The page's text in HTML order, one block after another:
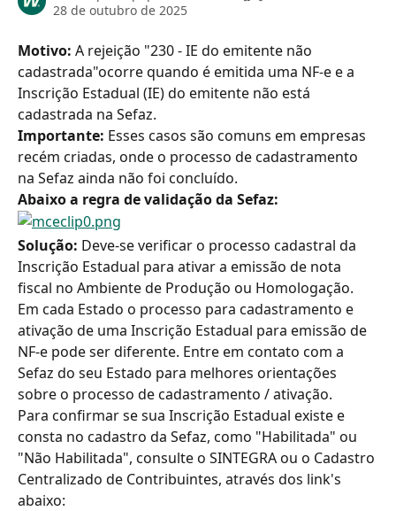
28 de outubro de 2025
Motivo: A rejeição "230 - IE do emitente não
cadastrada"ocorre quando é emitida uma NF-e e a
Inscrição Estadual (IE) do emitente não está
cadastrada na Sefaz.
Importante: Esses casos são comuns em empresas
recém criadas, onde o processo de cadastramento
na Sefaz ainda não foi concluído.
Abaixo a regra de validação da Sefaz:
Solução: Deve-se verificar o processo cadastral da
Inscrição Estadual para ativar a emissão de nota
fiscal no Ambiente de Produção ou Homologação.
Em cada Estado o processo para cadastramento e
ativação de uma Inscrição Estadual para emissão de
NF-e pode ser diferente. Entre em contato com a
Sefaz do seu Estado para melhores orientações
sobre o processo de cadastramento / ativação.
Para confirmar se sua Inscrição Estadual existe e
consta no cadastro da Sefaz, como "Habilitada" ou
"Não Habilitada", consulte o SINTEGRA ou o Cadastro
Centralizado de Contribuintes, através dos link's
abaixo: